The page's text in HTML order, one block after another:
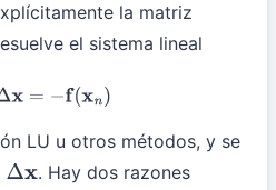
la matriz
el sistema lineal
)Δx =− f(xn)
LU u otros métodos, y se
. Hay dos razones